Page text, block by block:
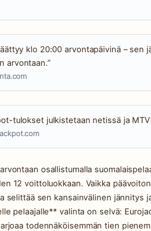
klo 20:00 arvontapäivinä –
arvontaan.”
tulokset julkistetaan netissä ja
osallistumalla
12 voittoluokkaan. Vaikka
selittää sen kansainvälinen jännitys
pelaajalle** valinta on selvä:
todennäköisemmän tien